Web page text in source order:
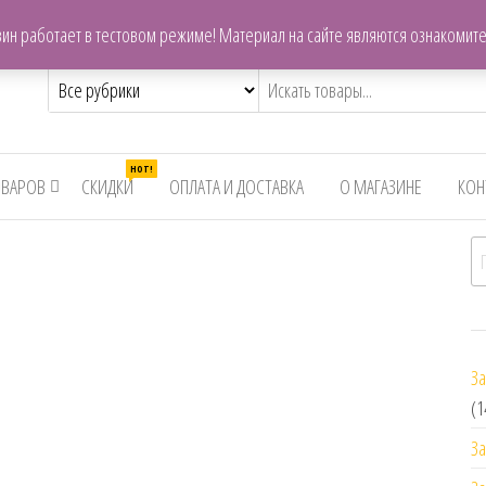
СКИДКИ
HOT!
ОПЛАТА И ДОСТАВКА О МАГАЗИНЕ
работает в тестовом режиме! Материал на сайте являются